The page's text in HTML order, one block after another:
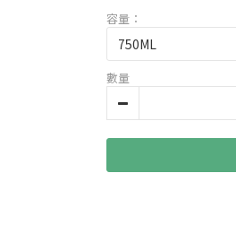
容量：
數量